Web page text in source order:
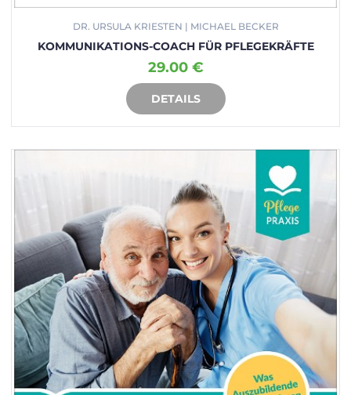
DR. URSULA KRIESTEN | MICHAEL BECKER
KOMMUNIKATIONS-COACH FÜR PFLEGEKRÄFTE
29.00 €
DETAILS
IN DEN WARENKORB